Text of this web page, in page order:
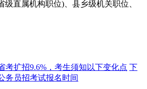
级直属机构职位)、县乡级机关职位、
考扩招9.6%，考生须知以下变化点 下
务员招考试报名时间